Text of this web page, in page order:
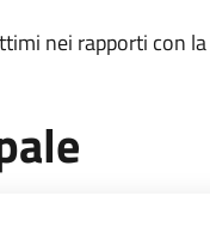
nei rapporti con